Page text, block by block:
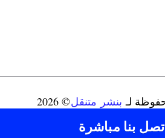
لـ بنشر متنقل© 2026
connect@ads-kuwait.net
بنا مباشرة